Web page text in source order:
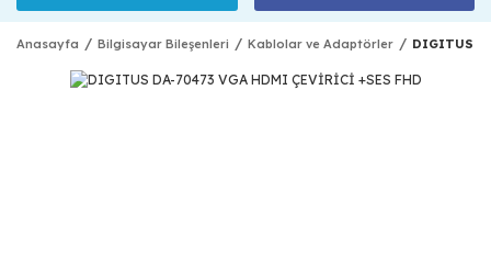
Anasayfa Bilgisayar Bileşenleri Kablolar ve Adaptörler DIGITUS